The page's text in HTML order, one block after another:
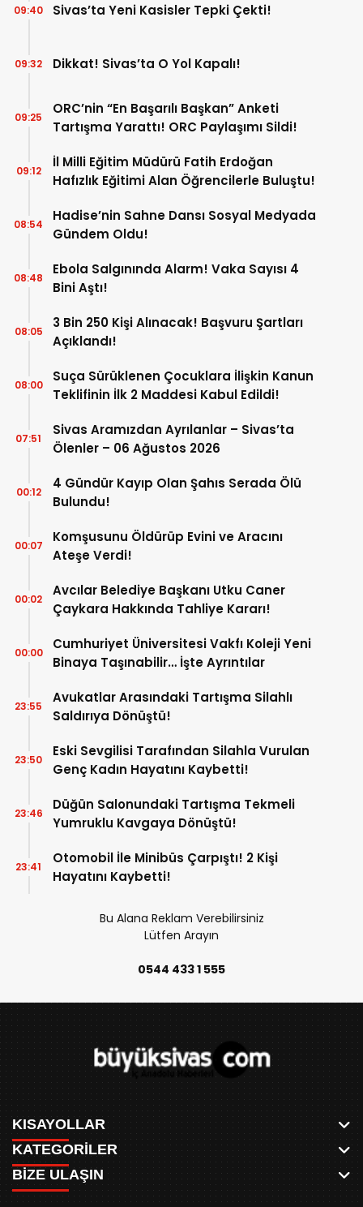
Sivas’ta Yeni Kasisler Tepki Çekti!
09:40
Dikkat! Sivas’ta O Yol Kapalı!
09:32
ORC’nin “En Başarılı Başkan” Anketi
Tartışma Yarattı! ORC Paylaşımı Sildi!
09:25
İl Milli Eğitim Müdürü Fatih Erdoğan
Hafızlık Eğitimi Alan Öğrencilerle Buluştu!
09:12
Hadise’nin Sahne Dansı Sosyal Medyada
Gündem Oldu!
08:54
Ebola Salgınında Alarm! Vaka Sayısı 4
Bini Aştı!
08:48
3 Bin 250 Kişi Alınacak! Başvuru Şartları
Açıklandı!
08:05
Suça Sürüklenen Çocuklara İlişkin Kanun
Teklifinin İlk 2 Maddesi Kabul Edildi!
08:00
Sivas Aramızdan Ayrılanlar – Sivas’ta
Ölenler – 06 Ağustos 2026
07:51
4 Gündür Kayıp Olan Şahıs Serada Ölü
Bulundu!
00:12
Komşusunu Öldürüp Evini ve Aracını
Ateşe Verdi!
00:07
Avcılar Belediye Başkanı Utku Caner
Çaykara Hakkında Tahliye Kararı!
00:02
Cumhuriyet Üniversitesi Vakfı Koleji Yeni
Binaya Taşınabilir… İşte Ayrıntılar
00:00
Avukatlar Arasındaki Tartışma Silahlı
Saldırıya Dönüştü!
23:55
Eski Sevgilisi Tarafından Silahla Vurulan
Genç Kadın Hayatını Kaybetti!
23:50
Düğün Salonundaki Tartışma Tekmeli
Yumruklu Kavgaya Dönüştü!
23:46
Otomobil İle Minibüs Çarpıştı! 2 Kişi
Hayatını Kaybetti!
23:41
Bu Alana Reklam Verebilirsiniz
Lütfen Arayın
0544 433 1 555
KISAYOLLAR
ANASAYFA
AKSU CANLI
MEYDAN CANLI
KATEGORİLER
WHATSAPP
BİZE ULAŞIN